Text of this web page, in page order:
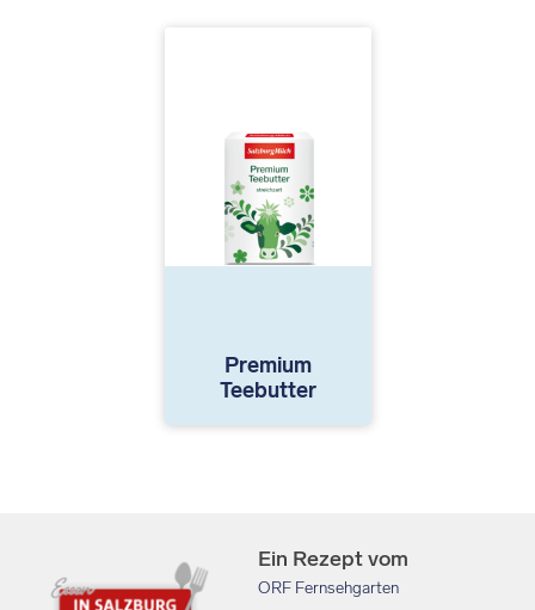
Premium
Teebutter
Ein Rezept vom
ORF Fernsehgarten